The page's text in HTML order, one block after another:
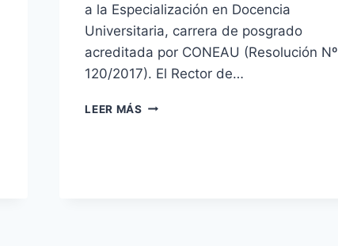
a la Especialización en Docencia
Universitaria, carrera de posgrado
acreditada por CONEAU (Resolución Nº
120/2017). El Rector de…
LEER MÁS SE